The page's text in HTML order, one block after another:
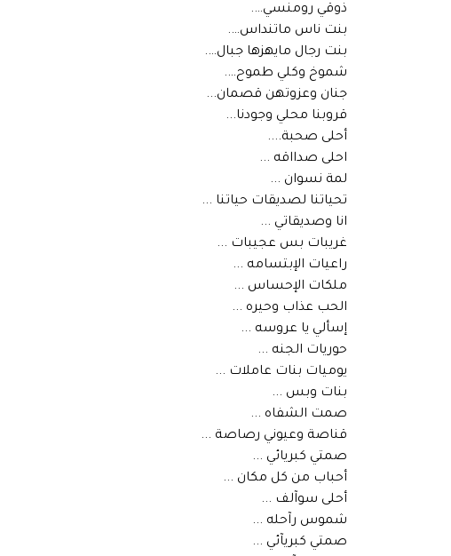
ذوقي رومنسي….
بنت ناس ماتنداس….
بنت رجال مايهزها جبال….
شموخ وكلي طموح….
جنان وعزوتهن قصمان...
قروبنا محلي وجودنا...
أحلى صحبة....
احلى صدااقه ...
لمة نسوان ...
تحياتنا لصديقات حياتنا ...
انا وصديقاتي ...
غريبات بس عجيبات ...
راعيات الإبتسامه ...
ملكات الإحساس ...
الحب عذاب وحيره ...
إسألي يا عروسه ...
حوريات الجنه ...
يوميات بنات عاملات ...
بنات وبس ...
صمت الشفاه ...
قناصة وعيوني رصاصة ...
صمتي كبريائي ...
أحباب من كل مكان ...
أحلى سوآلف ...
شموس رآحله ...
صمتي كبريآئي ...